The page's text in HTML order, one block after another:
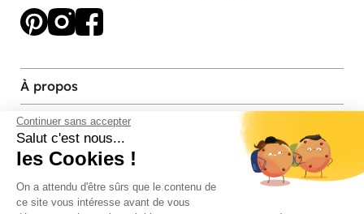
Continuer sans accepter
Salut c'est nous...
les Cookies !
On a attendu d'être sûrs que le contenu de
ce site vous intéresse avant de vous
À propos
Services et contact
Magasins et Showrooms